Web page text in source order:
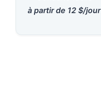
à partir de 12 $/jour